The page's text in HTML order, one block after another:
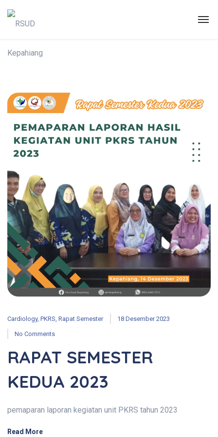
Cardiology, PKRS, Rapat Semester 18 Desember 2023
No Comments
RAPAT SEMESTER
KEDUA 2023
pemaparan laporan kegiatan unit PKRS tahun 2023
Read More